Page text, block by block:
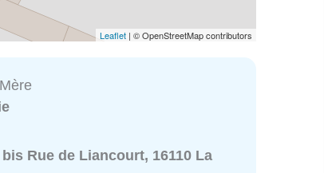
Leaflet | © OpenStreetMap contributors
bis Rue de Liancourt, 16110 La